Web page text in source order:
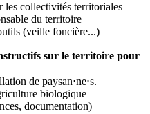
les collectivités territoriales
du territoire
(veille foncière...)
sur le territoire pour
de paysan⋅ne⋅s.
biologique
documentation)